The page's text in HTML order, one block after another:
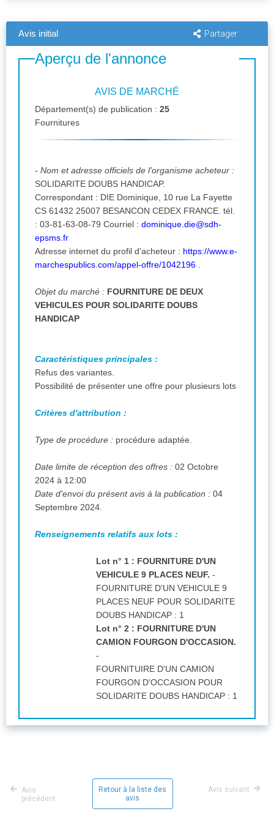
Avis initial Partager
Aperçu de l'annonce
AVIS DE MARCHÉ
Département(s) de publication : 25
Fournitures
- Nom et adresse officiels de l'organisme acheteur :
SOLIDARITE DOUBS HANDICAP.
Correspondant : DIE Dominique, 10 rue La Fayette
CS 61432 25007 BESANCON CEDEX FRANCE. tél.
: 03-81-63-08-79 Courriel : dominique.die@sdh-
epsms.fr
Adresse internet du profil d'acheteur : https://www.e-
marchespublics.com/appel-offre/1042196
Objet du marché : FOURNITURE DE DEUX
VEHICULES POUR SOLIDARITE DOUBS
HANDICAP
Caractéristiques principales :
Refus des variantes.
Possibilité de présenter une offre pour plusieurs lots
Critères d'attribution :
Type de procédure : procédure adaptée.
Date limite de réception des offres : 02 Octobre
2024 à 12:00
Date d'envoi du présent avis à la publication : 04
Septembre 2024.
Renseignements relatifs aux lots :
Lot n° 1 : FOURNITURE D'UN
VEHICULE 9 PLACES NEUF. -
FOURNITURE D'UN VEHICULE 9
PLACES NEUF POUR SOLIDARITE
DOUBS HANDICAP : 1
Lot n° 2 : FOURNITURE D'UN
CAMION FOURGON D'OCCASION.
-
FOURNITUIRE D'UN CAMION
FOURGON D'OCCASION POUR
SOLIDARITE DOUBS HANDICAP : 1
Avis
précédent
Retour à la liste des
avis
Avis suivant